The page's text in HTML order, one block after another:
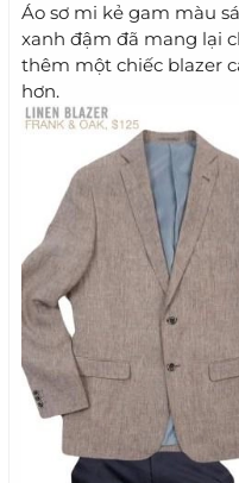
Áo sơ mi kẻ gam màu
xanh đậm đã mang lại
thêm một chiếc blazer
hơn.